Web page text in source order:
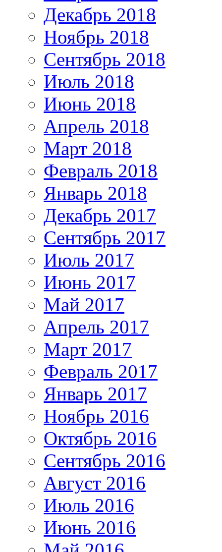
Декабрь 2018
Ноябрь 2018
Сентябрь 2018
Июль 2018
Июнь 2018
Апрель 2018
Март 2018
Февраль 2018
Январь 2018
Декабрь 2017
Сентябрь 2017
Июль 2017
Июнь 2017
Май 2017
Апрель 2017
Март 2017
Февраль 2017
Январь 2017
Ноябрь 2016
Октябрь 2016
Сентябрь 2016
Август 2016
Июль 2016
Июнь 2016